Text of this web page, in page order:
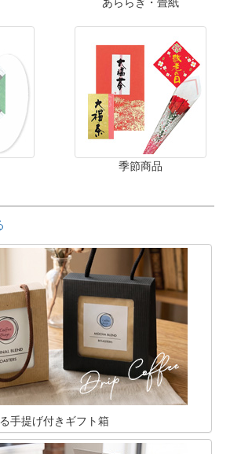
季節商品
手提げ付きギフト箱